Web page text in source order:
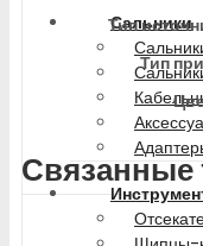
Сальники
Тип
Тип
Связанные